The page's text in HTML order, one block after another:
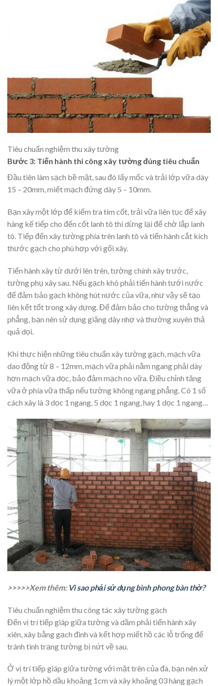
Tiêu chuẩn nghiệm thu xây tường
Bước 3: Tiến hành thi công xây tường đúng tiêu chuẩn
Đầu tiên làm sạch bề mặt, sau đó lấy mốc và trải lớp vữa dày
15 – 20mm, miết mạch đứng dày 5 – 10mm.
Bạn xây một lớp để kiểm tra tim cốt, trải vữa liên tục để xây
hàng kế tiếp cho đến cốt lanh tô thì dừng lại để chờ lắp lanh
tô. Tiếp đến xây tường phía trên lanh tô và tiến hành cắt kích
thước gạch cho phù hợp với gối xây.
Tiến hành xây từ dưới lên trên, tường chính xây trước,
tường phụ xây sau. Nếu gạch khô phải tiến hành tưới nước
để đảm bảo gạch không hút nước của vữa, như vậy sẽ tạo
liên kết tốt trong xây dựng. Để đảm bảo cho tường thẳng và
phẳng, bạn nên sử dụng giăng dây nhợ và thường xuyên thả
quả dọi.
Khi thực hiện những tiêu chuẩn xây tường gạch, mạch vữa
dao động từ 8 – 12mm, mạch vữa phải nằm ngang phải dày
hơn mạch vữa dọc, bảo đảm mạch no vữa. Điều chỉnh tăng
vữa ở phía vữa thấp nếu tường không ngang phẳng. Có 1 số
cách xây là 3 dọc 1 ngang, 5 dọc 1 ngang, hay 1 dọc 1 ngang…
>>>>>Xem thêm: Vì sao phải sử dụng bình phong bàn thờ?
Tiêu chuẩn nghiệm thu công tác xây tường gạch
Đến vị trí tiếp giáp giữa tường và dầm phải tiến hành xây
xiên, xây bằng gạch đinh và kết hợp miết hồ các lỗ trống để
tránh tình trạng tường bị nứt về sau.
Ở vị trí tiếp giáp giữa tường với mặt trên của đà, bạn nên xử
lý một lớp hồ dầu khoảng 1cm và xây khoảng 03 hàng gạch